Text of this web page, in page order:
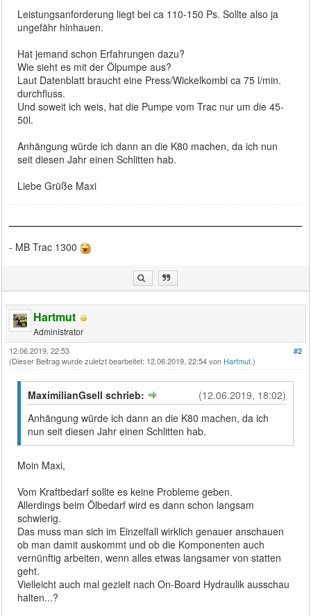
Leistungsanforderung liegt bei ca 110-150 Ps. Sollte also ja
ungefähr hinhauen.
Hat jemand schon Erfahrungen dazu?
Wie sieht es mit der Ölpumpe aus?
Laut Datenblatt braucht eine Press/Wickelkombi ca 75 l/min.
durchfluss.
Und soweit ich weis, hat die Pumpe vom Trac nur um die 45-
50l.
Anhängung würde ich dann an die K80 machen, da ich nun
seit diesen Jahr einen Schlitten hab.
Liebe Grüße Maxi
- MB Trac 1300
Hartmut
Administrator
#2
12.06.2019, 22:53
(Dieser Beitrag wurde zuletzt bearbeitet: 12.06.2019, 22:54 von Hartmut.)
(12.06.2019, 18:02)
MaximilianGsell schrieb:
Anhängung würde ich dann an die K80 machen, da ich
nun seit diesen Jahr einen Schlitten hab.
Moin Maxi,
Vom Kraftbedarf sollte es keine Probleme geben.
Allerdings beim Ölbedarf wird es dann schon langsam
schwierig.
Das muss man sich im Einzelfall wirklich genauer anschauen
ob man damit auskommt und ob die Komponenten auch
vernünftig arbeiten, wenn alles etwas langsamer von statten
geht.
Vielleicht auch mal gezielt nach On-Board Hydraulik ausschau
halten...?